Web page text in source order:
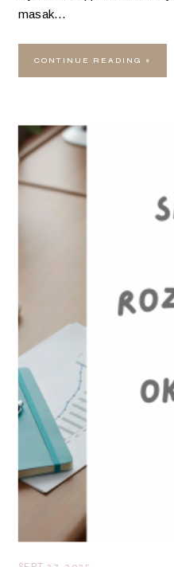
masak…
CONTINUE READING »